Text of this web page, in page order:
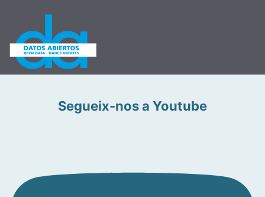
Segueix-nos a Youtube